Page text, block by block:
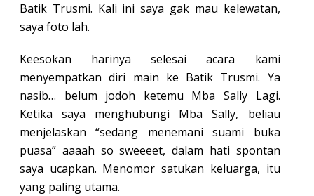
Batik Trusmi. Kali ini saya gak mau kelewatan,
saya foto lah.
Keesokan harinya selesai acara kami
menyempatkan diri main ke Batik Trusmi. Ya
nasib… belum jodoh ketemu Mba Sally Lagi.
Ketika saya menghubungi Mba Sally, beliau
menjelaskan “sedang menemani suami buka
puasa” aaaah so sweeeet, dalam hati spontan
saya ucapkan. Menomor satukan keluarga, itu
yang paling utama.